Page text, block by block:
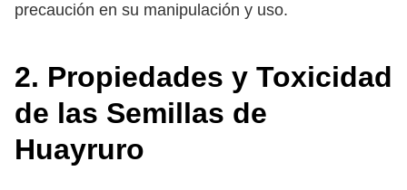
precaución en su manipulación y uso.
2. Propiedades y Toxicidad
de las Semillas de
Huayruro